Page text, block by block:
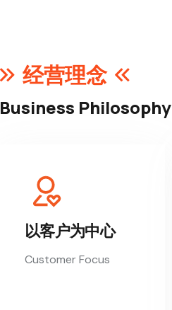
经营理念
Business Philosophy
以客户为中心
Customer Focus